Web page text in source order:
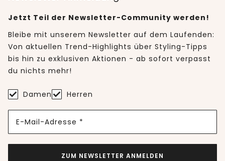
Jetzt Teil der Newsletter-Community werden!
Bleibe mit unserem Newsletter auf dem Laufenden:
Von aktuellen Trend-Highlights über Styling-Tipps
bis hin zu exklusiven Aktionen - ab sofort verpasst
du nichts mehr!
Damen Herren
E-Mail-Adresse *
ZUM NEWSLETTER ANMELDEN